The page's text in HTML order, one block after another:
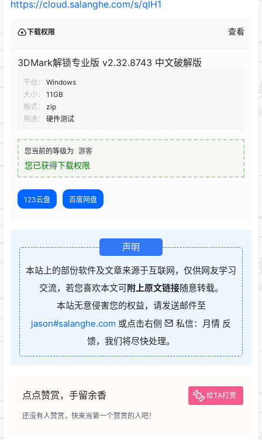
https://cloud.salanghe.com/s/qlH1
下载权限 查看
3DMark解锁专业版 v2.32.8743 中文破解版
平台：
Windows
大小：
11GB
格式：
zip
用途：
硬件测试
您当前的等级为 游客
您已获得下载权限
123云盘 百度网盘
声明
本站上的部份软件及文章来源于互联网，仅供网友学习
交流，若您喜欢本文可附上原文链接随意转载。
本站无意侵害您的权益，请发送邮件至
jason#salanghe.com 或点击右侧
私信：月情 反
馈，我们将尽快处理。
点点赞赏，手留余香 给TA打赏
还没有人赞赏，快来当第一个赞赏的人吧！